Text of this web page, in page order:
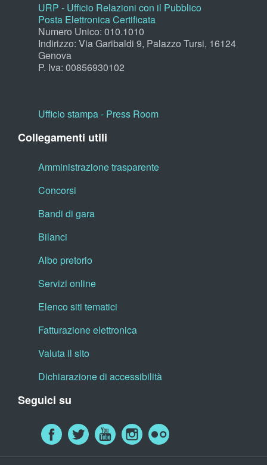
URP - Ufficio Relazioni con il Pubblico
Posta Elettronica Certificata
Numero Unico: 010.1010
Indirizzo: Via Garibaldi 9, Palazzo Tursi, 16124
Genova
P. Iva: 00856930102
Ufficio stampa - Press Room
Collegamenti utili
Amministrazione trasparente
Concorsi
Bandi di gara
Bilanci
Albo pretorio
Servizi online
Elenco siti tematici
Fatturazione elettronica
Valuta il sito
Dichiarazione di accessibilità
Seguici su